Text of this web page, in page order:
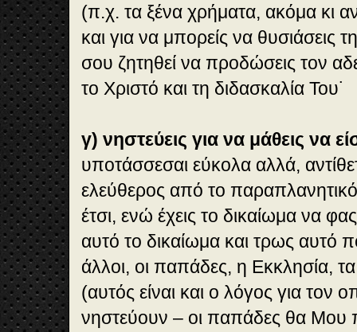
(π.χ. τα ξένα χρήματα, ακόμα κι
και για να μπορείς να θυσιάσεις
σου ζητηθεί να προδώσεις τον
το Χριστό και τη διδασκαλία Του˙
γ) νηστεύεις για να μάθεις να
υποτάσσεσαι εύκολα αλλά,
ελεύθερος από το
έτσι, ενώ έχεις το δικαίωμα να
αυτό το δικαίωμα και τρως αυτό
άλλοι, οι παπάδες, η Εκκλησία,
(αυτός είναι και ο λόγος για τον
νηστεύουν – οι παπάδες θα Μου